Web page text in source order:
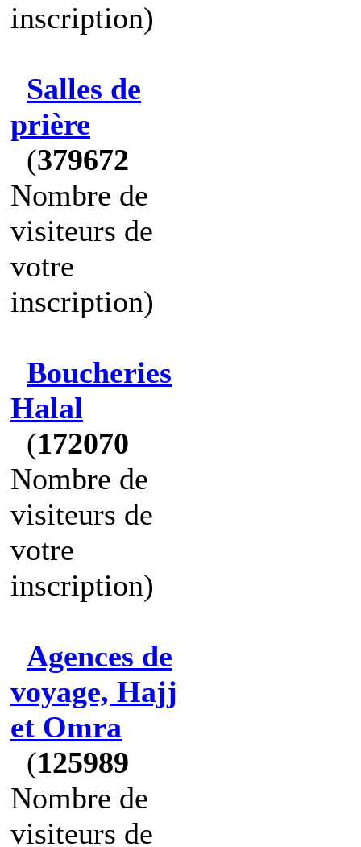
inscription)
Salles de
prière
(379672
Nombre de
visiteurs de
votre
inscription)
Boucheries
Halal
(172070
Nombre de
visiteurs de
votre
inscription)
Agences de
voyage, Hajj
et Omra
(125989
Nombre de
visiteurs de